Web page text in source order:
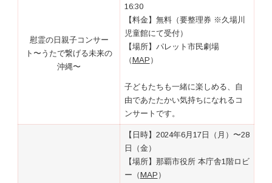
慰霊の日親子コンサー
ト〜うたで繋げる未来の
沖縄〜
16:30
【料金】無料（要整理券 ※久場川
児童館にて受付）
【場所】パレット市民劇場
（MAP ）
子どもたちも一緒に楽しめる、自
由であたたかい気持ちになれるコ
ンサートです。
【日時】2024年6月17日（月）〜28
日（金）
【場所】那覇市役所 本庁舎1階ロビ
ー（MAP ）